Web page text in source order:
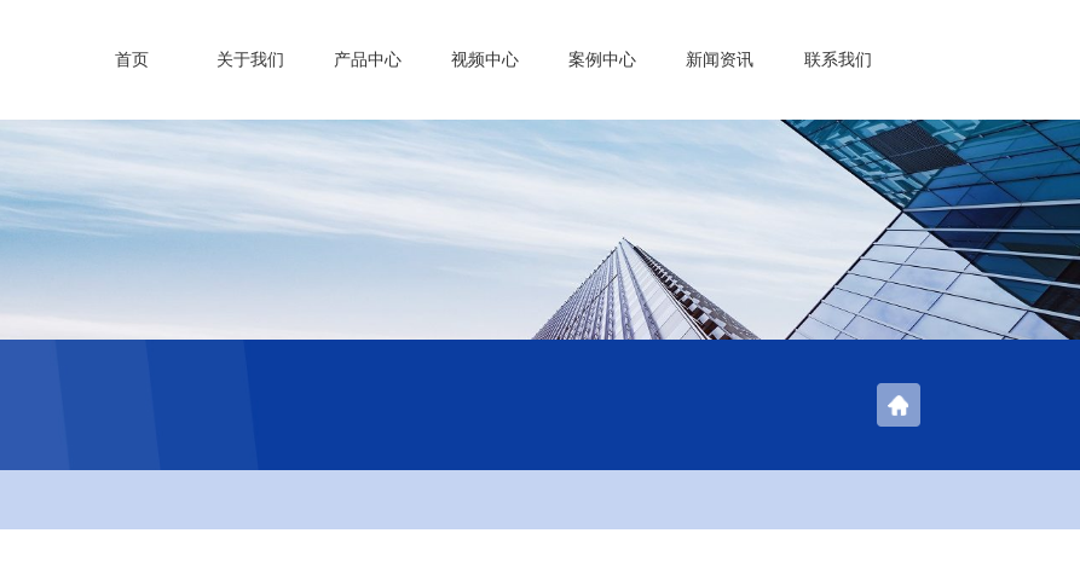
首页 关于我们 产品中心 视频中心 案例中心 新闻资讯 联系我们